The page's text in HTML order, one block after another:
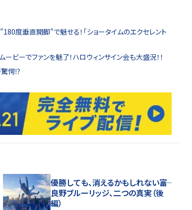
度垂直開脚”で魅せる！「ショータイムのエクセレント
ビーでファンを魅了！ハロウィンサイン会も大盛況！！
驚愕⁉️
優勝しても、消えるかもしれない――富
良野ブルーリッジ、二つの真実（後
編）